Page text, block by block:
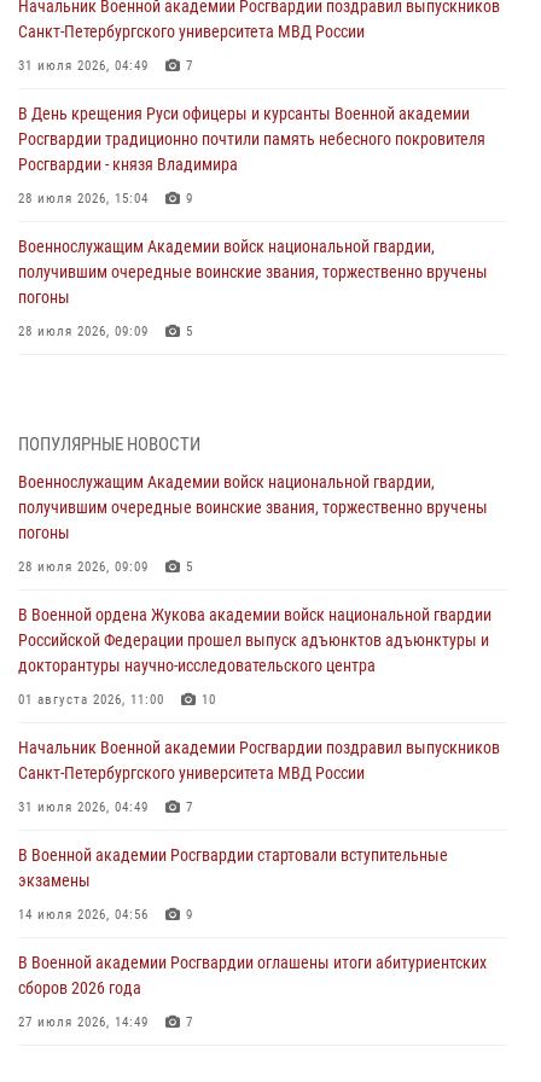
Начальник Военной академии Росгвардии поздравил выпускников
Санкт-Петербургского университета МВД России
31 июля 2026, 04:49 7
В День крещения Руси офицеры и курсанты Военной академии
Росгвардии традиционно почтили память небесного покровителя
Росгвардии - князя Владимира
28 июля 2026, 15:04 9
Военнослужащим Академии войск национальной гвардии,
получившим очередные воинские звания, торжественно вручены
погоны
28 июля 2026, 09:09 5
27 июля 2026, 14:49 7
Военная академия информирует!
23 июля 2026, 04:51
Курсант Военной академии войск национальной гвардии принял
22 июля 2026, 09:41
Мастер‑класс по стрельбе: точность, тактика, профессионализм
20 июля 2026, 11:17
108 лет со дня образования подразделений связи войск
ПОПУЛЯРНЫЕ НОВОСТИ
Военнослужащим Академии войск национальной гвардии,
получившим очередные воинские звания, торжественно вручены
погоны
28 июля 2026, 09:09 5
В Военной ордена Жукова академии войск национальной гвардии
Российской Федерации прошел выпуск адъюнктов адъюнктуры и
докторантуры научно-исследовательского центра
01 августа 2026, 11:00 10
Начальник Военной академии Росгвардии поздравил выпускников
Санкт-Петербургского университета МВД России
31 июля 2026, 04:49 7
В Военной академии Росгвардии стартовали вступительные
экзамены
14 июля 2026, 04:56 9
В Военной академии Росгвардии оглашены итоги абитуриентских
сборов 2026 года
27 июля 2026, 14:49 7